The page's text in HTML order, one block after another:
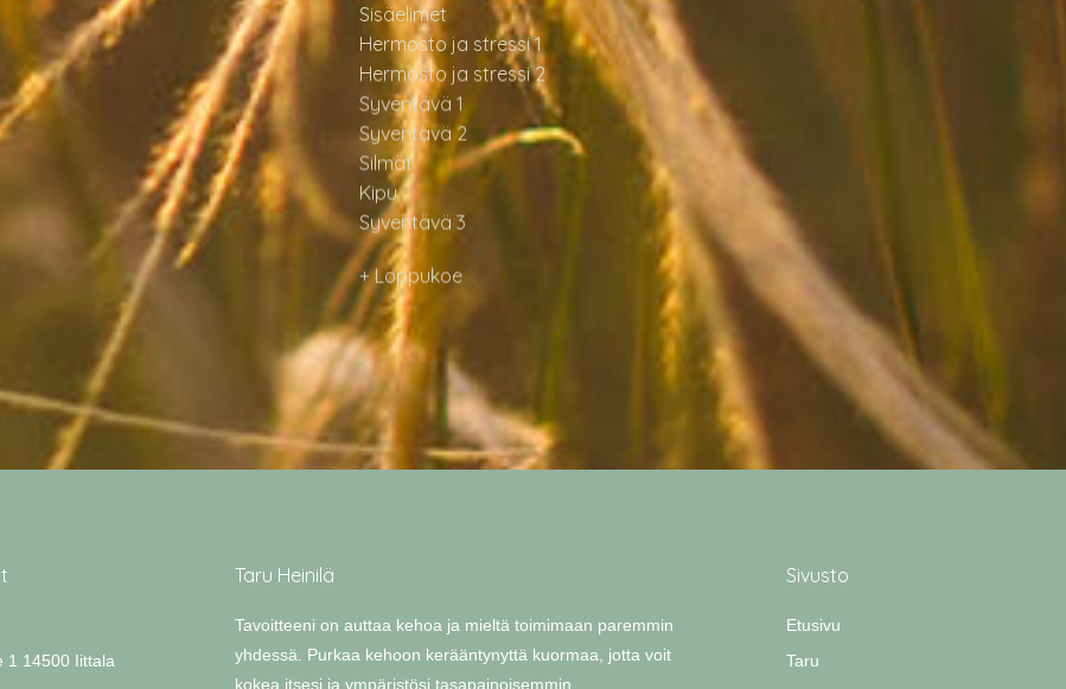
Hermosto ja stressi 1
Hermosto ja stressi 2
Syventävä 1
Syventävä 2
Silmät
Kipu
Syventävä 3
+ Loppukoe
1 14500 Iittala
Taru Heinilä
Tavoitteeni on auttaa kehoa ja mieltä toimimaan paremmin
yhdessä. Purkaa kehoon kerääntynyttä kuormaa, jotta voit
kokea itsesi ja ympäristösi tasapainoisemmin.
Sivusto
Etusivu
Taru